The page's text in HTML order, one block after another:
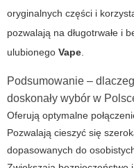
oryginalnych części i
pozwalają na długotrwałe i
ulubionego Vape
Podsumowanie –
doskonały wybór w
Oferują optymalne
Pozwalają cieszyć się
dopasowanych do